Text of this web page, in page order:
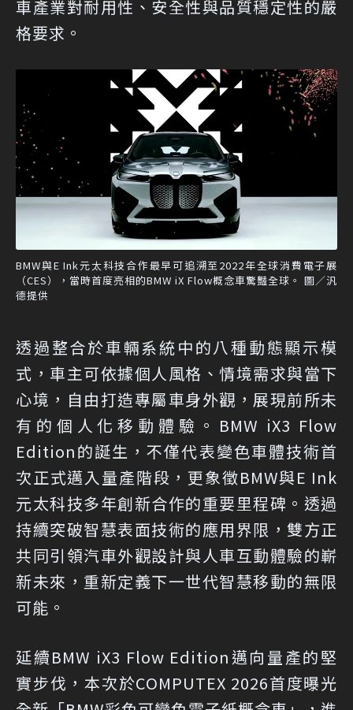
車產業對耐用性、安全性與品質穩定性的嚴
格要求。
BMW與E Ink元太科技合作最早可追溯至2022年全球消費電子展
（CES），當時首度亮相的BMW iX Flow概念車驚豔全球。 圖／汎
德提供
透過整合於車輛系統中的八種動態顯示模
式，車主可依據個人風格、情境需求與當下
心境，自由打造專屬車身外觀，展現前所未
有的個人化移動體驗。BMW iX3 Flow
Edition的誕生，不僅代表變色車體技術首
次正式邁入量產階段，更象徵BMW與E Ink
元太科技多年創新合作的重要里程碑。透過
持續突破智慧表面技術的應用界限，雙方正
共同引領汽車外觀設計與人車互動體驗的嶄
新未來，重新定義下一世代智慧移動的無限
可能。
延續BMW iX3 Flow Edition邁向量產的堅
實步伐，本次於COMPUTEX 2026首度曝光